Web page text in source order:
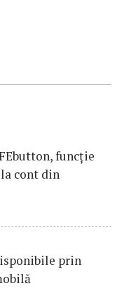
funcţie
cont din
prin